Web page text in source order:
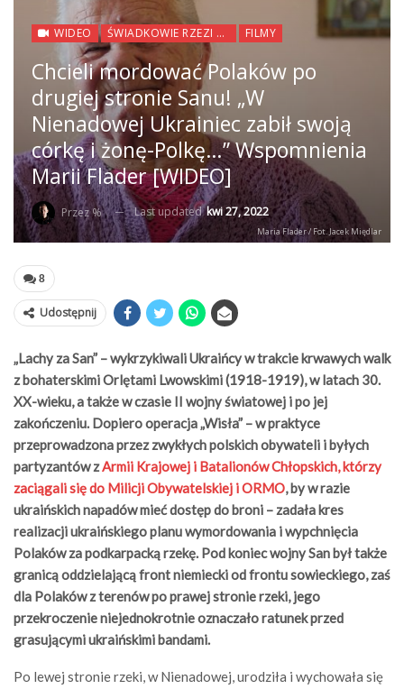
WIDEO ŚWIADKOWIE RZEZI WOŁYŃSKIEJ FILMY
Chcieli mordować Polaków po
drugiej stronie Sanu! „W
Nienadowej Ukrainiec zabił swoją
córkę i żonę-Polkę…” Wspomnienia
Marii Flader [WIDEO]
Przez % Last updatedkwi 27, 2022
Maria Flader / Fot. Jacek Międlar
8
Udostępnij
„Lachy za San” – wykrzykiwali Ukraińcy w trakcie krwawych walk
z bohaterskimi Orlętami Lwowskimi (1918-1919), w latach 30.
XX-wieku, a także w czasie II wojny światowej i po jej
zakończeniu. Dopiero operacja „Wisła” – w praktyce
przeprowadzona przez zwykłych polskich obywateli i byłych
partyzantów zArmii Krajowej i Batalionów Chłopskich, którzy
zaciągali się do Milicji Obywatelskiej i ORMO, by w razie
ukraińskich napadów mieć dostęp do broni – zadała kres
realizacji ukraińskiego planu wymordowania i wypchnięcia
Polaków za podkarpacką rzekę. Pod koniec wojny San był także
granicą oddzielającą front niemiecki od frontu sowieckiego, zaś
dla Polaków z terenów po prawej stronie rzeki, jego
przekroczenie niejednokrotnie oznaczało ratunek przed
grasującymi ukraińskimi bandami.
Po lewej stronie rzeki, w Nienadowej, urodziła i wychowała się